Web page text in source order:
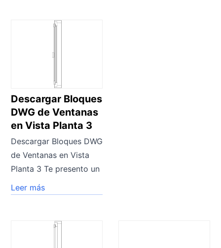
Descargar Bloques
DWG de Ventanas
en Vista Planta 3
Descargar Bloques DWG
de Ventanas en Vista
Planta 3 Te presento un
Leer más